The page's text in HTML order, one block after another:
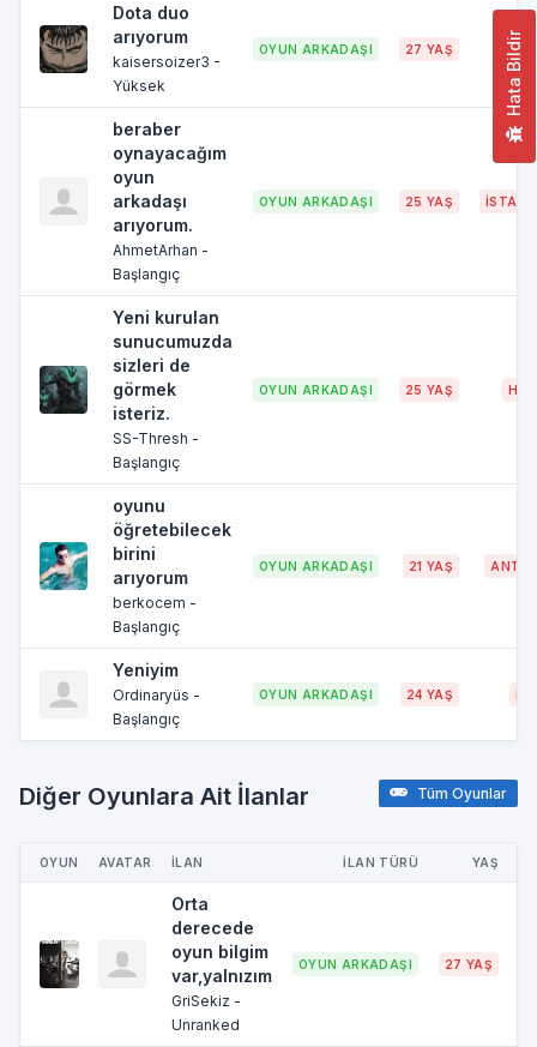
Hata Bildir
Dota duo
arıyorum
kaisersoizer3 -
Yüksek
OYUN ARKADAŞI 27 YAŞ
beraber
oynayacağım
oyun
arkadaşı
arıyorum.
AhmetArhan -
Başlangıç
OYUN ARKADAŞI 25 YAŞ
Yeni kurulan
sunucumuzda
sizleri de
görmek
isteriz.
SS-Thresh -
Başlangıç
OYUN ARKADAŞI 25 YAŞ
oyunu
öğretebilecek
birini
arıyorum
berkocem -
Başlangıç
OYUN ARKADAŞI 21 YAŞ
Yeniyim
Ordinaryüs -
Başlangıç
OYUN ARKADAŞI 24 YAŞ
Diğer Oyunlara Ait İlanlar Tüm Oyunlar
OYUN AVATAR İLAN İLAN TÜRÜ YAŞ
Orta
derecede
oyun bilgim
var,yalnızım
GriSekiz -
Unranked
OYUN ARKADAŞI 27 YAŞ